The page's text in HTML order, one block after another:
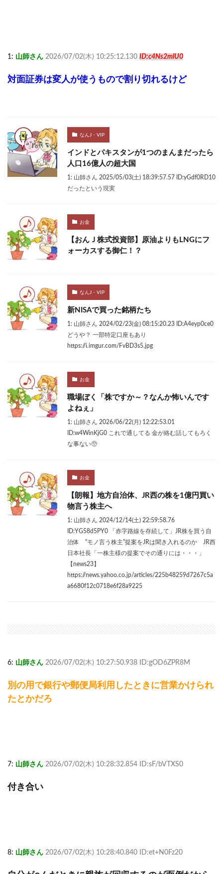
1: 山師さん 2026/07/02(木) 10:25:12.130 ID:c4Ns2mlU0
対面証券は変人が使うもので割り切れるけど
なんJ・VIP
インドとパキスタンが1つのまんまだったら
人口16億人の超大国
1: 山師さん 2025/05/03(土) 18:39:57.57 ID:yGdf0RD10
だったという現実
お金
【おんＪ株式投資部】原油よりもLNGにフ
ォーカスする御仁！？
なんJ・VIP
新NISAで買った銘柄たち
1: 山師さん 2024/02/23(金) 08:15:20.23 ID:A4eyp0ce0
どうや？ 一部特定口座もあり
https://i.imgur.com/FvBD3s5.jpg
お金
職場ぼく「株ですか～？なんか怖いんです
よねぇ」
1: 山師さん 2026/06/22(月) 12:22:53.01
ID:w4WinKjG0 これで通してる 金が絡む話してもろく
な事ない🥺
お金
【朗報】地方自治体、JR西の株を1億円買い
物言う株主へ
1: 山師さん 2024/12/14(土) 22:59:58.76
ID:YG58d5PY0 「赤字路線を存続して」JR株を買う自
治体 “モノ言う株主”提案をJRは聞き入れるのか JR西
日本社長「一株主様の提案でその通りには・・・」
【news23】
https://news.yahoo.co.jp/articles/225b48259d7267c5a
a6680f12c0718e6f28a9225
6: 山師さん 2026/07/02(木) 10:27:50.938 ID:gOD6ZPR8M
別の用で銀行や郵便局利用したときに営業かけられ
たとかだろ
7: 山師さん 2026/07/02(木) 10:28:32.854 ID:sF/bVTXS0
付き合い
8: 山師さん 2026/07/02(木) 10:28:40.840 ID:et+N0Fz20